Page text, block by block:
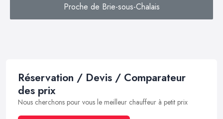
Proche de Brie-sous-Chalais
Réservation / Devis / Comparateur
des prix
Nous cherchons pour vous le meilleur chauffeur à petit prix